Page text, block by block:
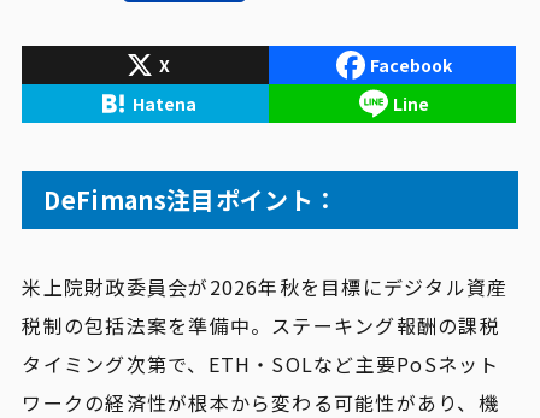
X
Facebook
Hatena
Line
DeFimans注目ポイント：
米上院財政委員会が2026年秋を目標にデジタル資産
税制の包括法案を準備中。ステーキング報酬の課税
タイミング次第で、ETH・SOLなど主要PoSネット
ワークの経済性が根本から変わる可能性があり、機